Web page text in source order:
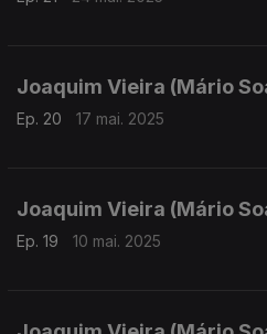
Joaquim Vieira (Mário
Ep. 20 17 mai. 2025
Joaquim Vieira (Mário
Ep. 19 10 mai. 2025